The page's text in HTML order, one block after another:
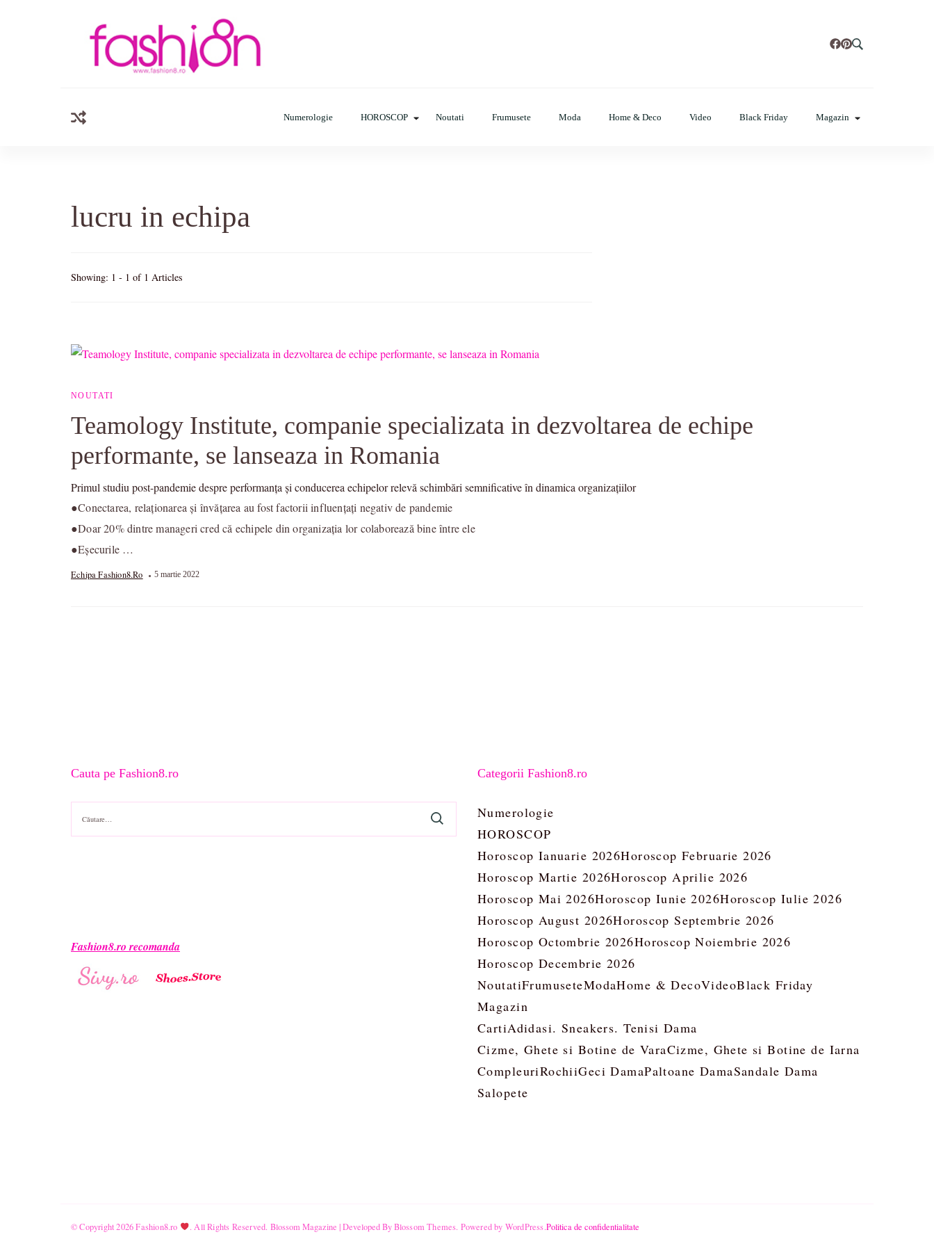
Numerologie HOROSCOP Noutati Frumusete Moda Home & Deco Video Black Friday Magazin
lucru in echipa
Showing: 1 - 1 of 1 Articles
NOUTATI
Teamology Institute, companie specializata in dezvoltarea de echipe
performante, se lanseaza in Romania
Primul studiu post-pandemie despre performanța și conducerea echipelor relevă schimbări semnificative în dinamica organizațiilor
●Conectarea, relaționarea și învățarea au fost factorii influențați negativ de pandemie
●Doar 20% dintre manageri cred că echipele din organizația lor colaborează bine între ele
●Eșecurile …
Echipa Fashion8.ro 5 martie 2022
Cauta pe Fashion8.ro
Caută
după:
Fashion8.ro recomanda
Categorii Fashion8.ro
Numerologie
HOROSCOP
Horoscop Ianuarie 2026Horoscop Februarie 2026
Horoscop Martie 2026Horoscop Aprilie 2026
Horoscop Mai 2026Horoscop Iunie 2026Horoscop Iulie 2026
Horoscop August 2026Horoscop Septembrie 2026
Horoscop Octombrie 2026Horoscop Noiembrie 2026
Horoscop Decembrie 2026
NoutatiFrumuseteModaHome & DecoVideoBlack Friday
Magazin
CartiAdidasi. Sneakers. Tenisi Dama
Cizme, Ghete si Botine de VaraCizme, Ghete si Botine de Iarna
CompleuriRochiiGeci DamaPaltoane DamaSandale Dama
Salopete
© Copyright 2026Fashion8.ro . All Rights Reserved. Blossom Magazine | Developed ByBlossom Themes. Powered by WordPress.Politica de confidentialitate